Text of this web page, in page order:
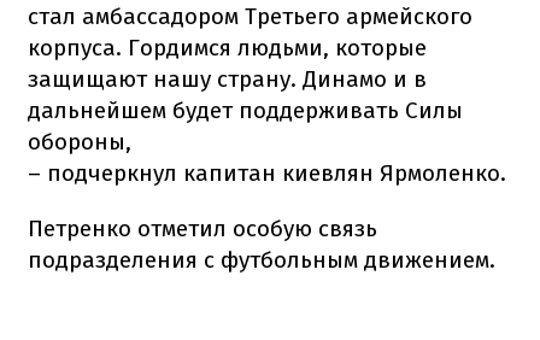
стал амбассадором Третьего армейского
корпуса. Гордимся людьми, которые
защищают нашу страну. Динамо и в
дальнейшем будет поддерживать Силы
обороны,
– подчеркнул капитан киевлян Ярмоленко.
Петренко отметил особую связь
подразделения с футбольным движением.